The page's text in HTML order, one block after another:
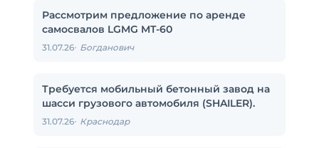
Рассмотрим предложение по аренде
самосвалов LGMG MT-60
31.07.26 Богданович
Требуется мобильный бетонный завод на
шасси грузового автомобиля (SHAILER).
31.07.26 Краснодар